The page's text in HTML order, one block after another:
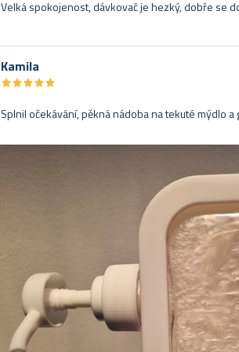
Velká spokojenost, dávkovač je hezký, dobře se
Kamila
★★★★★
★★★★★
Splnil očekávání, pěkná nádoba na tekuté mýdlo a